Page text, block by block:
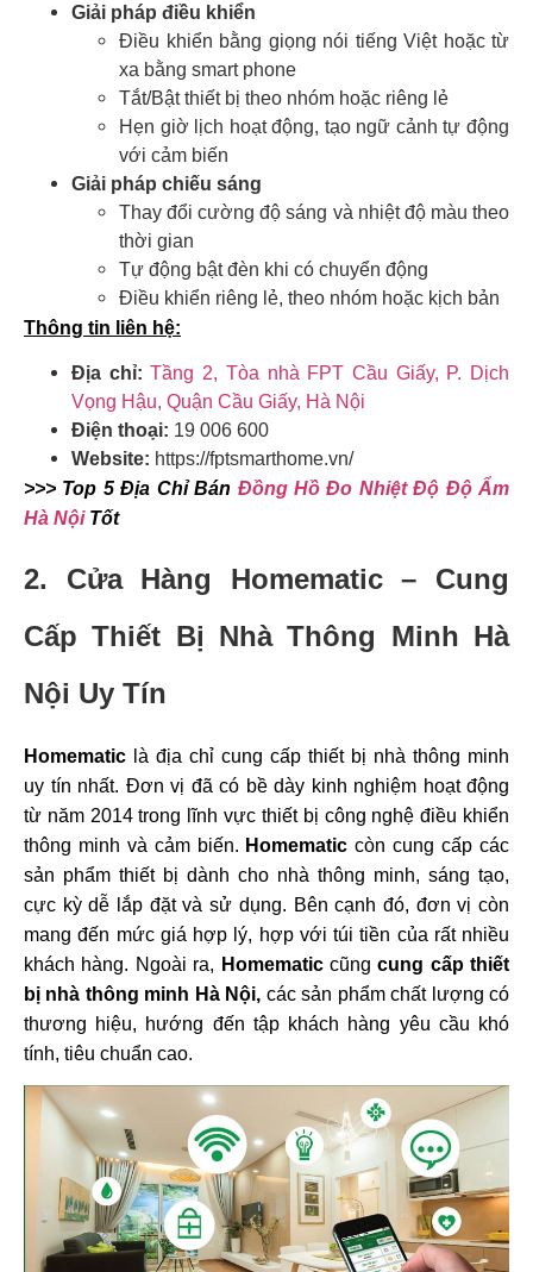
Giải pháp điều khiển
Điều khiển bằng giọng nói tiếng Việt hoặc từ
xa bằng smart phone
Tắt/Bật thiết bị theo nhóm hoặc riêng lẻ
Hẹn giờ lịch hoạt động, tạo ngữ cảnh tự động
với cảm biến
Giải pháp chiếu sáng
Thay đổi cường độ sáng và nhiệt độ màu theo
thời gian
Tự động bật đèn khi có chuyển động
Điều khiển riêng lẻ, theo nhóm hoặc kịch bản
Thông tin liên hệ:
Địa chỉ:Tầng 2, Tòa nhà FPT Cầu Giấy, P. Dịch
Vọng Hậu, Quận Cầu Giấy, Hà Nội
Điện thoại: 19 006 600
Website: https://fptsmarthome.vn/
>>> Top 5 Địa Chỉ Bán Đồng Hồ Đo Nhiệt Độ Độ Ẩm
Hà NộiTốt
2. Cửa Hàng Homematic – Cung
Cấp Thiết Bị Nhà Thông Minh Hà
Nội Uy Tín
Homematic là địa chỉ cung cấp thiết bị nhà thông minh
uy tín nhất. Đơn vị đã có bề dày kinh nghiệm hoạt động
từ năm 2014 trong lĩnh vực thiết bị công nghệ điều khiển
thông minh và cảm biến. Homematic còn cung cấp các
sản phẩm thiết bị dành cho nhà thông minh, sáng tạo,
cực kỳ dễ lắp đặt và sử dụng. Bên cạnh đó, đơn vị còn
mang đến mức giá hợp lý, hợp với túi tiền của rất nhiều
khách hàng. Ngoài ra, Homematiccũngcung cấp thiết
bị nhà thông minh Hà Nội, các sản phẩm chất lượng có
thương hiệu, hướng đến tập khách hàng yêu cầu khó
tính, tiêu chuẩn cao.